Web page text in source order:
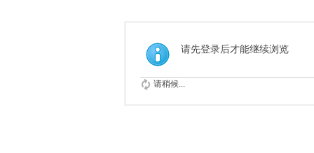
请先登录后才能继续浏览
请稍候...